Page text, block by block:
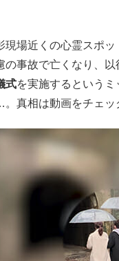
場近くの心霊スポ
の事故で亡くなり、以
式を実施するという
真相は動画をチェッ